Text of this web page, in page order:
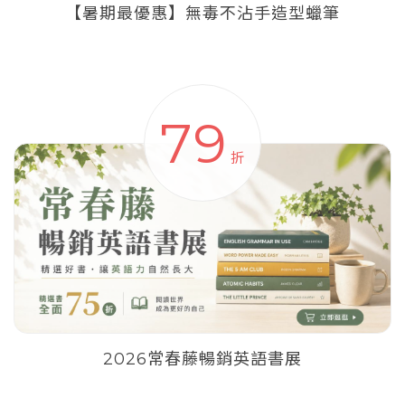
【暑期最優惠】無毒不沾手造型蠟筆
79 折
2026常春藤暢銷英語書展